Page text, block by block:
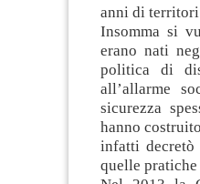
anni di
Insomma si
erano nati
politica di
all’allarme
sicurezza
hanno
infatti decretò
quelle